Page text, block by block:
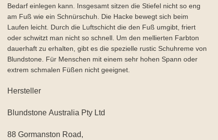
Bedarf einlegen kann. Insgesamt sitzen die Stiefel nicht so eng
am Fuß wie ein Schnürschuh. Die Hacke bewegt sich beim
Laufen leicht. Durch die Luftschicht die den Fuß umgibt, friert
oder schwitzt man nicht so schnell. Um den mellierten Farbton
dauerhaft zu erhalten, gibt es die spezielle rustic Schuhreme von
Blundstone. Für Menschen mit einem sehr hohen Spann oder
extrem schmalen Füßen nicht geeignet.
Hersteller
Blundstone Australia Pty Ltd
88 Gormanston Road,